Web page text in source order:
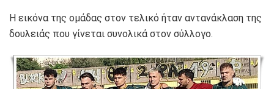
Η εικόνα της ομάδας στον τελικό ήταν αντανάκλαση της
δουλειάς που γίνεται συνολικά στον σύλλογο.